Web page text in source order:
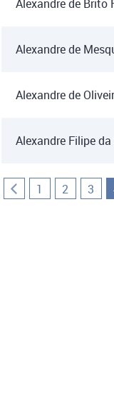
Alexandre de Brito
Alexandre de
Alexandre de
Alexandre Filipe
1 2 3